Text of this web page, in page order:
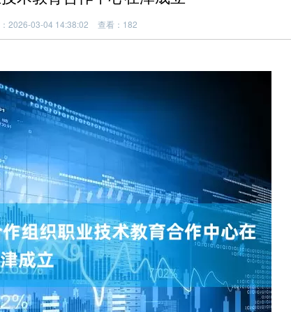
2026-03-04 14:38:02 查看：182